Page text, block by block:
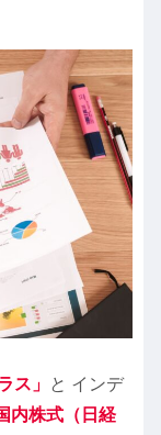
ス」 と インデ
内株式（日経